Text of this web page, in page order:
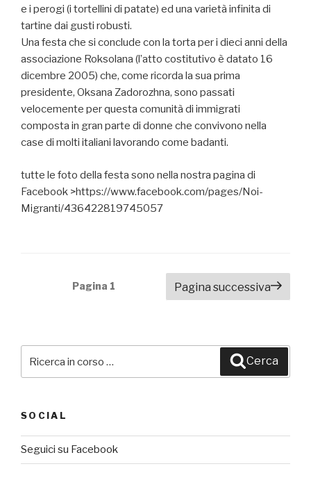
e i perogi (i tortellini di patate) ed una varietà infinita di
tartine dai gusti robusti.
Una festa che si conclude con la torta per i dieci anni della
associazione Roksolana (l’atto costitutivo è datato 16
dicembre 2005) che, come ricorda la sua prima
presidente, Oksana Zadorozhna, sono passati
velocemente per questa comunità di immigrati
composta in gran parte di donne che convivono nella
case di molti italiani lavorando come badanti.
tutte le foto della festa sono nella nostra pagina di
Facebook >https://www.facebook.com/pages/Noi-
Migranti/436422819745057
Navigazione
Pagina 1 Pagina successiva
Cerca
SOCIAL
Seguici su Facebook